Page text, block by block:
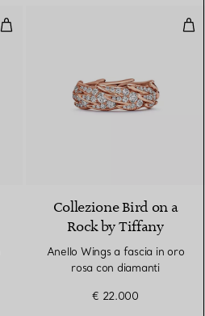
Anello Wings in platino con
Collezione Bird on a
Rock by Tiffany
Anello Wings a fascia in oro
rosa con diamanti
€ 22.000